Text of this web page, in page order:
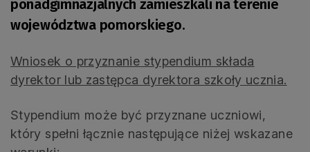
ponadgimnazjalnych zamieszkali na terenie
województwa pomorskiego.
Wniosek o przyznanie stypendium składa
dyrektor lub zastępca dyrektora szkoły ucznia.
Stypendium może być przyznane uczniowi,
który spełni łącznie następujące niżej wskazane